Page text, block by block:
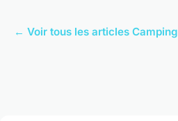
← Voir tous les articles Camping